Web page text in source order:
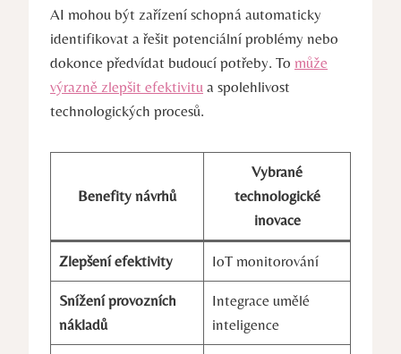
AI mohou být zařízení schopná automaticky
identifikovat a řešit potenciální problémy nebo
dokonce předvídat budoucí potřeby. To může
výrazně zlepšit efektivitu a spolehlivost
technologických procesů.
Benefity návrhů
Vybrané
technologické
inovace
Zlepšení efektivity IoT monitorování
Snížení provozních
nákladů
Integrace umělé
inteligence